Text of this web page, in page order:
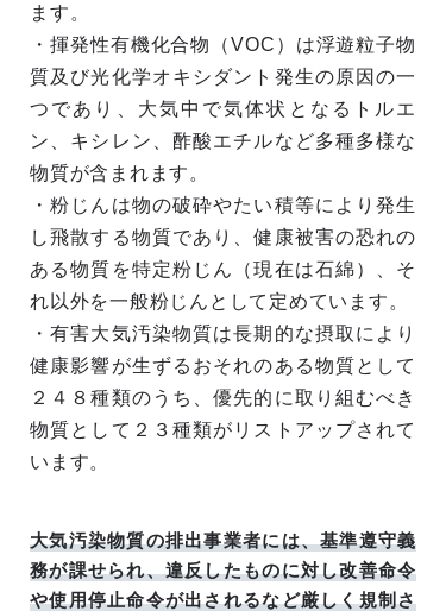
ます。
・揮発性有機化合物（VOC）は浮遊粒子物
質及び光化学オキシダント発生の原因の一
つであり、大気中で気体状となるトルエ
ン、キシレン、酢酸エチルなど多種多様な
物質が含まれます。
・粉じんは物の破砕やたい積等により発生
し飛散する物質であり、健康被害の恐れの
ある物質を特定粉じん（現在は石綿）、そ
れ以外を一般粉じんとして定めています。
・有害大気汚染物質は長期的な摂取により
健康影響が生ずるおそれのある物質として
２４８種類のうち、優先的に取り組むべき
物質として２３種類がリストアップされて
います。
大気汚染物質の排出事業者には、基準遵守義
務が課せられ、違反したものに対し改善命令
や使用停止命令が出されるなど厳しく規制さ